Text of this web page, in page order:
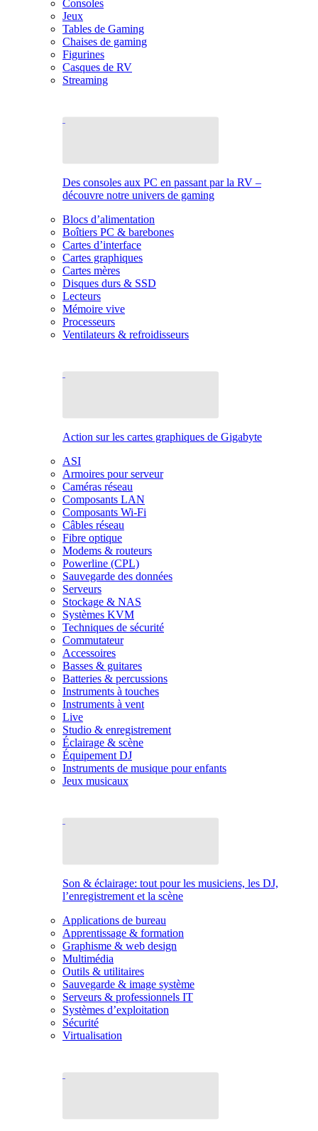
Consoles
Jeux
Tables de Gaming
Chaises de gaming
Figurines
Casques de RV
Streaming
Des consoles aux PC en passant par la RV –
découvre notre univers de gaming
Blocs d’alimentation
Boîtiers PC & barebones
Cartes d’interface
Cartes graphiques
Cartes mères
Disques durs & SSD
Lecteurs
Mémoire vive
Processeurs
Ventilateurs & refroidisseurs
Action sur les cartes graphiques de Gigabyte
ASI
Armoires pour serveur
Caméras réseau
Composants LAN
Composants Wi-Fi
Câbles réseau
Fibre optique
Modems & routeurs
Powerline (CPL)
Sauvegarde des données
Serveurs
Stockage & NAS
Systèmes KVM
Techniques de sécurité
Commutateur
Accessoires
Basses & guitares
Batteries & percussions
Instruments à touches
Instruments à vent
Live
Studio & enregistrement
Éclairage & scène
Équipement DJ
Instruments de musique pour enfants
Jeux musicaux
Son & éclairage: tout pour les musiciens, les DJ,
l’enregistrement et la scène
Applications de bureau
Apprentissage & formation
Graphisme & web design
Multimédia
Outils & utilitaires
Sauvegarde & image système
Serveurs & professionnels IT
Systèmes d’exploitation
Sécurité
Virtualisation